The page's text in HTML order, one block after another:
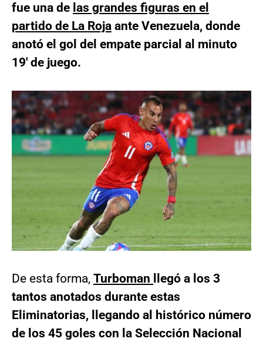
fue una de las grandes figuras en el
partido de La Roja ante Venezuela, donde
anotó el gol del empate parcial al minuto
19′ de juego.
De esta forma, Turboman
llegó a los 3
tantos anotados durante estas
Eliminatorias, llegando al histórico número
de los 45 goles con la Selección Nacional